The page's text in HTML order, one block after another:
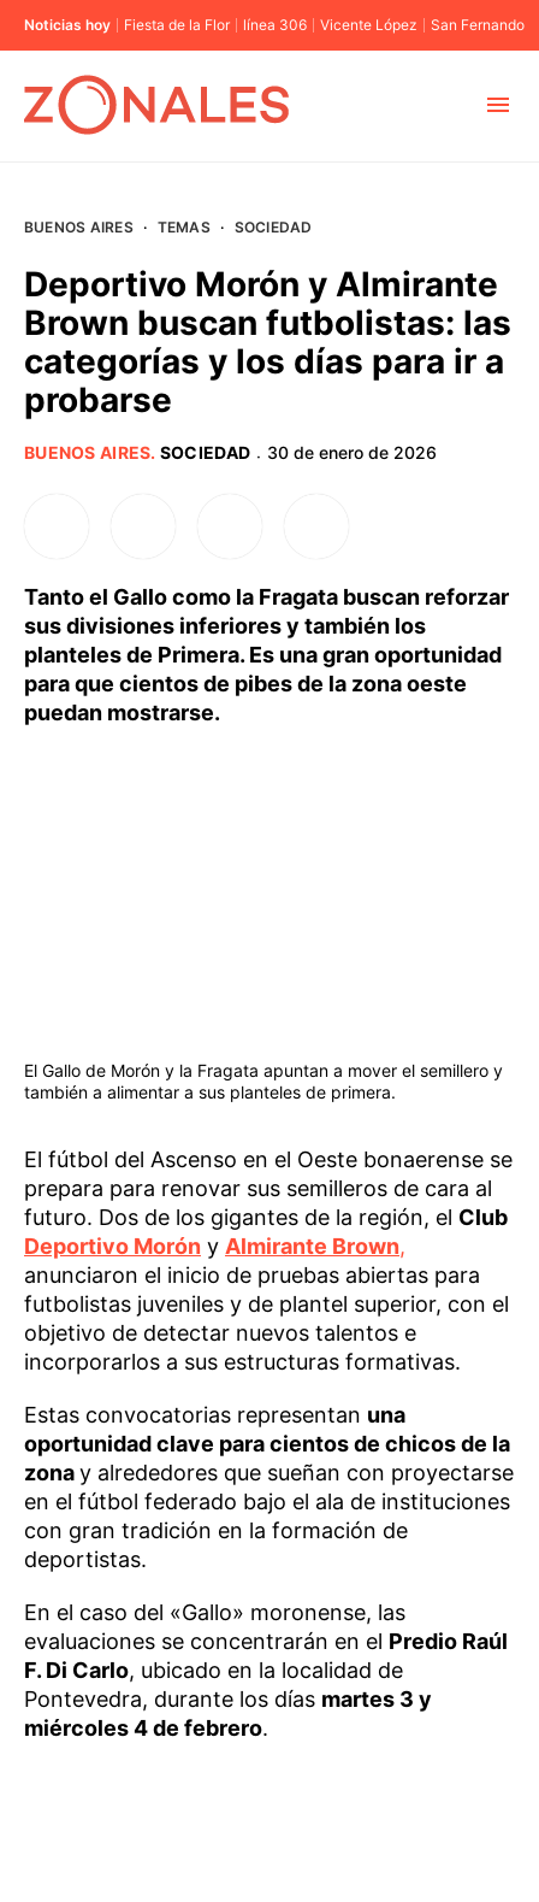
Noticias hoy Fiesta de la Flor línea 306 Vicente López San Fernando
BUENOS AIRES
PROVINCIAS
BUENOS AIRES · TEMAS · SOCIEDAD
Deportivo Morón y Almirante
Brown buscan futbolistas: las
categorías y los días para ir a
probarse
BUENOS AIRES. SOCIEDAD · 30 de enero de 2026
Tanto el Gallo como la Fragata buscan reforzar
sus divisiones inferiores y también los
planteles de Primera. Es una gran oportunidad
para que cientos de pibes de la zona oeste
puedan mostrarse.
El Gallo de Morón y la Fragata apuntan a mover el semillero y
también a alimentar a sus planteles de primera.
El fútbol del Ascenso en el Oeste bonaerense se
prepara para renovar sus semilleros de cara al
futuro. Dos de los gigantes de la región, el Club
Deportivo Morón y Almirante Brown,
anunciaron el inicio de pruebas abiertas para
futbolistas juveniles y de plantel superior, con el
objetivo de detectar nuevos talentos e
incorporarlos a sus estructuras formativas.
Estas convocatorias representan una
oportunidad clave para cientos de chicos de la
zonay alrededores que sueñan con proyectarse
en el fútbol federado bajo el ala de instituciones
con gran tradición en la formación de
deportistas.
En el caso del «Gallo» moronense, las
evaluaciones se concentrarán en el Predio Raúl
F. Di Carlo, ubicado en la localidad de
Pontevedra, durante los días martes 3 y
miércoles 4 de febrero.